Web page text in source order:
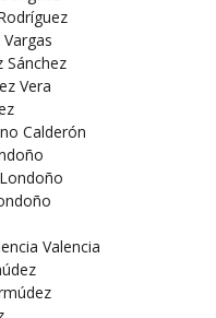
Sánchez
Vera
Calderón
Valencia